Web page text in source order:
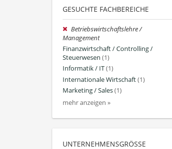
GESUCHTE FACHBEREICHE
Betriebswirtschaftslehre /
Management
Finanzwirtschaft / Controlling /
Steuerwesen (1)
Informatik / IT(1)
Internationale Wirtschaft(1)
Marketing / Sales(1)
mehr anzeigen »
UNTERNEHMENSGRÖSSE